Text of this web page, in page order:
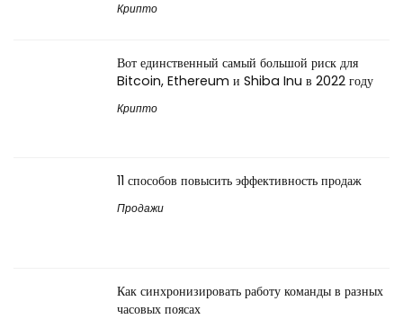
Крипто
Вот единственный самый большой риск для
Bitcoin, Ethereum и Shiba Inu в 2022 году
Крипто
11 способов повысить эффективность продаж
Продажи
Как синхронизировать работу команды в разных
часовых поясах